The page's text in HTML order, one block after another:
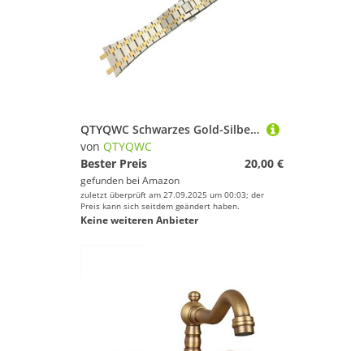
QTYQWC Schwarzes Gold-Silber-Uhrenarmband 21 mm 26 mm für Männer und Frauen, komplett aus Edelstahl, kompatibel mit AP ROYAL Oak-Armband, Faltschließe
von QTYQWC
Bester Preis
20,00 €
gefunden bei Amazon
zuletzt überprüft am 27.09.2025 um 00:03; der
Preis kann sich seitdem geändert haben.
Keine weiteren Anbieter